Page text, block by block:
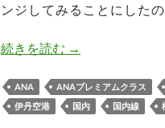
ンジしてみることにしたの
続きを読む ANAで初の空港
→
ANA ANAプレミアムクラス
伊丹空港
国内 国内線